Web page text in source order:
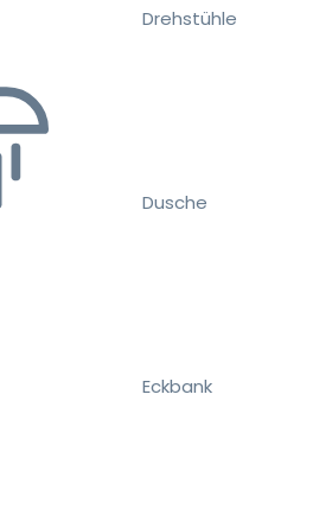
Drehstühle
Dusche
Eckbank